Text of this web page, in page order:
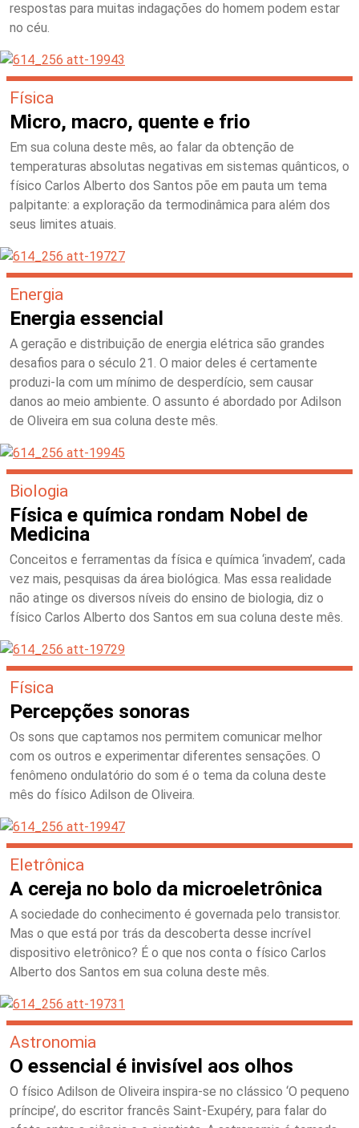
respostas para muitas indagações do homem podem estar
no céu.
Física
Micro, macro, quente e frio
Em sua coluna deste mês, ao falar da obtenção de
temperaturas absolutas negativas em sistemas quânticos, o
físico Carlos Alberto dos Santos põe em pauta um tema
palpitante: a exploração da termodinâmica para além dos
seus limites atuais.
Energia
Energia essencial
A geração e distribuição de energia elétrica são grandes
desafios para o século 21. O maior deles é certamente
produzi-la com um mínimo de desperdício, sem causar
danos ao meio ambiente. O assunto é abordado por Adilson
de Oliveira em sua coluna deste mês.
Biologia
Física e química rondam Nobel de
Medicina
Conceitos e ferramentas da física e química ‘invadem’, cada
vez mais, pesquisas da área biológica. Mas essa realidade
não atinge os diversos níveis do ensino de biologia, diz o
físico Carlos Alberto dos Santos em sua coluna deste mês.
Física
Percepções sonoras
Os sons que captamos nos permitem comunicar melhor
com os outros e experimentar diferentes sensações. O
fenômeno ondulatório do som é o tema da coluna deste
mês do físico Adilson de Oliveira.
Eletrônica
A cereja no bolo da microeletrônica
A sociedade do conhecimento é governada pelo transistor.
Mas o que está por trás da descoberta desse incrível
dispositivo eletrônico? É o que nos conta o físico Carlos
Alberto dos Santos em sua coluna deste mês.
Astronomia
O essencial é invisível aos olhos
O físico Adilson de Oliveira inspira-se no clássico ‘O pequeno
príncipe’, do escritor francês Saint-Exupéry, para falar do